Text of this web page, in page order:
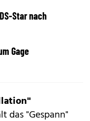
Star nach
Gage
das "Gespann"